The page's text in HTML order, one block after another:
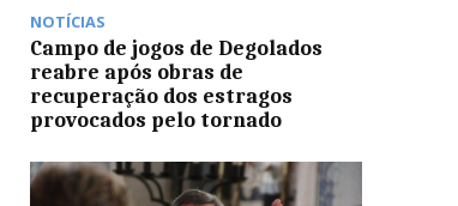
NOTÍCIAS
Campo de jogos de Degolados
reabre após obras de
recuperação dos estragos
provocados pelo tornado